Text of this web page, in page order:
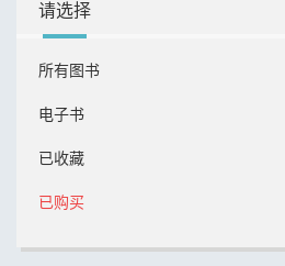
请选择
所有图书
电子书
已收藏
已购买